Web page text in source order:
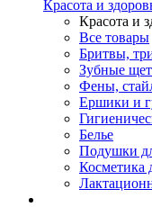
Красота и
Красота и
Все товары
Бритвы,
Зубные
Фены,
Ершики и
Белье
Подушки
Косметика